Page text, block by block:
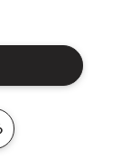
ヤーに最適で
プレーヤーのため
ーに適していま
クッキー